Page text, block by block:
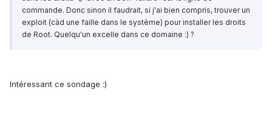
commande. Donc sinon il faudrait, si j'ai bien compris, trouver un
exploit (càd une faille dans le système) pour installer les droits
de Root. Quelqu'un excelle dans ce domaine :) ?
Intéressant ce sondage :)